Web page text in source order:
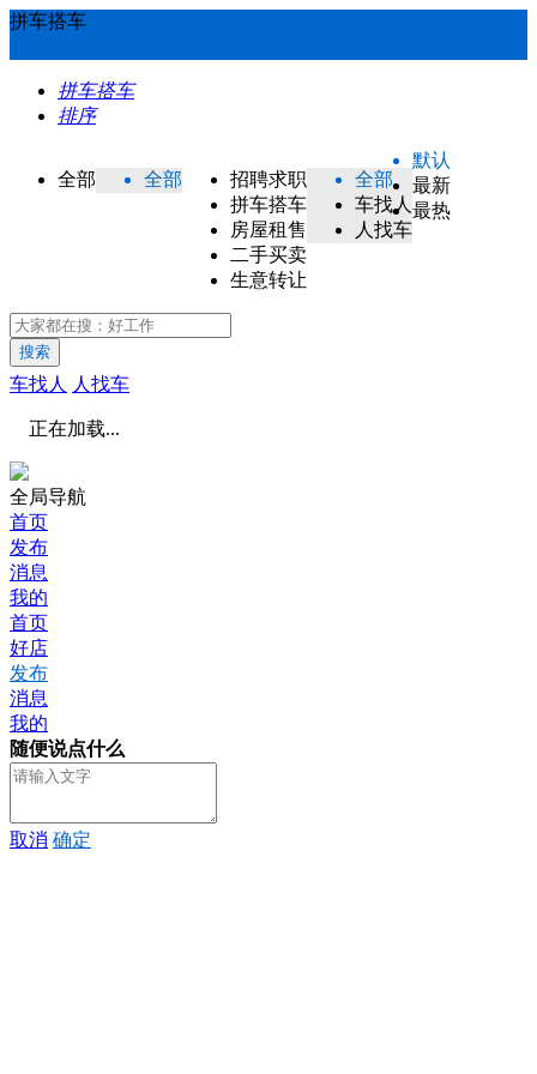
拼车搭车
拼车搭车
排序
全部 全部
招聘求职
拼车搭车
房屋租售
二手买卖
生意转让
全部
车找人
人找车
默认
最新
最热
搜索
车找人 人找车
正在加载...
全局导航
首页
发布
消息
我的
首页
好店
发布
消息
我的
随便说点什么
取消 确定